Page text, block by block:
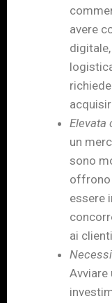
avere
Elevata
un
sono
offrono
essere
ai
Avviare